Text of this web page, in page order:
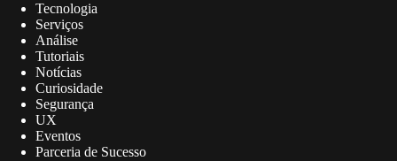
Tecnologia
Serviços
Análise
Tutoriais
Notícias
Curiosidade
Segurança
UX
Eventos
Parceria de Sucesso